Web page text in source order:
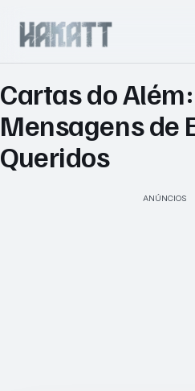
Cartas do Além:
Mensagens de
Queridos
ANÚNCIOS